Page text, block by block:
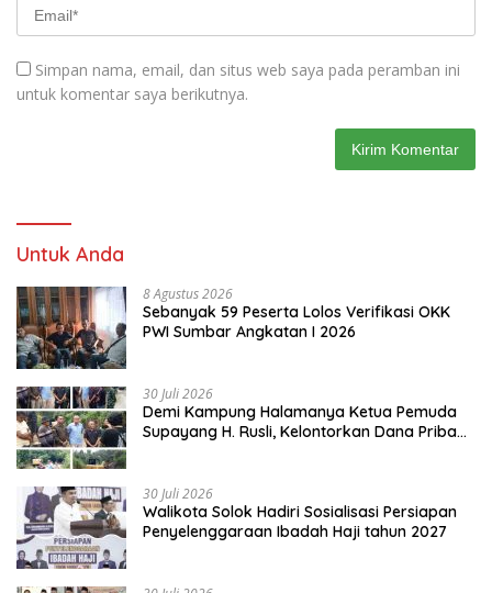
Simpan nama, email, dan situs web saya pada peramban ini
untuk komentar saya berikutnya.
Untuk Anda
8 Agustus 2026
Sebanyak 59 Peserta Lolos Verifikasi OKK
PWI Sumbar Angkatan I 2026
30 Juli 2026
Demi Kampung Halamanya Ketua Pemuda
Supayang H. Rusli, Kelontorkan Dana Pribadi
30 Juli 2026
Walikota Solok Hadiri Sosialisasi Persiapan
Penyelenggaraan Ibadah Haji tahun 2027